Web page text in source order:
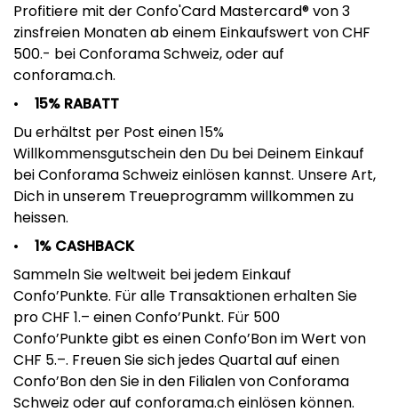
Profitiere mit der Confo'Card Mastercard® von 3
zinsfreien Monaten ab einem Einkaufswert von CHF
500.- bei Conforama Schweiz, oder auf
conforama.ch.
15% RABATT
Du erhältst per Post einen 15%
Willkommensgutschein den Du bei Deinem Einkauf
bei Conforama Schweiz einlösen kannst. Unsere Art,
Dich in unserem Treueprogramm willkommen zu
heissen.
1% CASHBACK
Sammeln Sie weltweit bei jedem Einkauf
Confo’Punkte. Für alle Transaktionen erhalten Sie
pro CHF 1.– einen Confo’Punkt. Für 500
Confo’Punkte gibt es einen Confo’Bon im Wert von
CHF 5.–. Freuen Sie sich jedes Quartal auf einen
Confo’Bon den Sie in den Filialen von Conforama
Schweiz oder auf conforama.ch einlösen können.